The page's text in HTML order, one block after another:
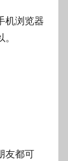
机浏览器
友都可